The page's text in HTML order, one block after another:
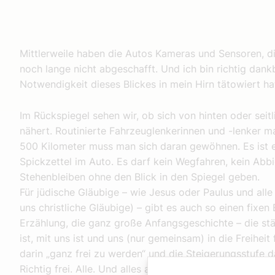
Mittlerweile haben die Autos Kameras und Sensoren,
noch lange nicht abgeschafft. Und ich bin richtig
Notwendigkeit dieses Blickes in mein Hirn tätowiert
Im Rückspiegel sehen wir, ob sich von hinten oder
nähert. Routinierte Fahrzeuglenkerinnen und -lenker
500 Kilometer muss man sich daran gewöhnen. Es ist
Spickzettel im Auto. Es darf kein Wegfahren, kein
Stehenbleiben ohne den Blick in den Spiegel geben.
Für jüdische Gläubige – wie Jesus oder Paulus und
uns christliche Gläubige) – gibt es auch so einen
Erzählung, die ganz große Anfangsgeschichte – die
ist, mit uns ist und uns (nur gemeinsam) in die
darin „ganz frei zu werden“ und die Steigerungsstufe
Richtig frei. Alle. Und alles andere ist Verderben.